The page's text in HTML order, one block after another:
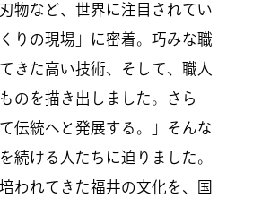
物など、世界に注目されてい
りの現場」に密着。巧みな職
きた高い技術、そして、職人
のを描き出しました。さら
伝統へと発展する。」そんな
続ける人たちに迫りました。
われてきた福井の文化を、国